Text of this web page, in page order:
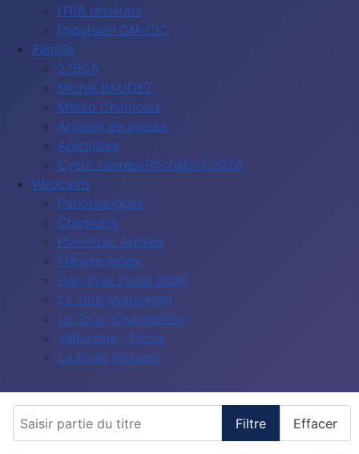
ITRA résultats
Impulsion CM-CIC
Famille
27BCA
Michel BAUDET
Météo Chamonix
Articles de presse
Apiculture
Cyclo Vannes-Rochefort 2024
Webcams
Panoramiques
Chamonix
Plan-Praz Arrivée
Flégère-Index
Plan Praz Hotel 2000
Le Tour (Autannes)
Le Tour (Charamillon)
Vallorcine - Floria
La Fouly (Suisse)
Filtre Effacer